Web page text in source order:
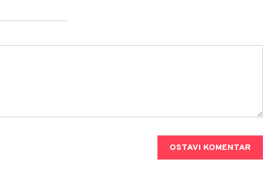
OSTAVI KOMENTAR